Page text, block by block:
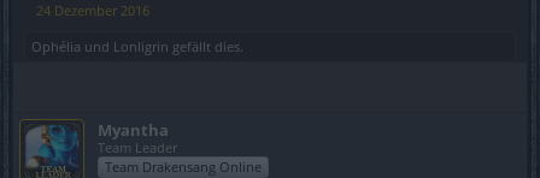
24 Dezember 2016
Ophélia und Lonligrin gefällt dies.
Myantha
Team Leader
Team Drakensang Online